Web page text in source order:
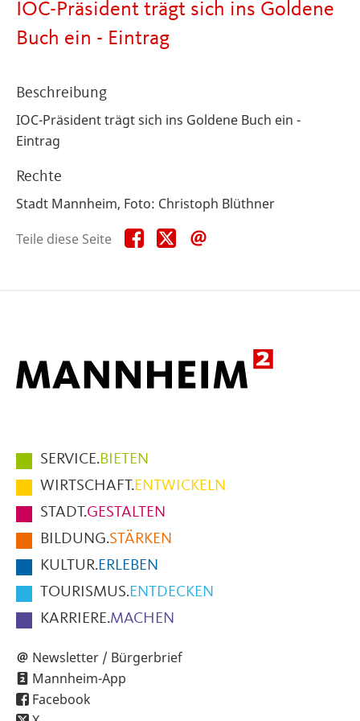
IOC-Präsident trägt sich ins Goldene
Buch ein - Eintrag
Beschreibung
IOC-Präsident trägt sich ins Goldene Buch ein -
Eintrag
Rechte
Stadt Mannheim, Foto: Christoph Blüthner
Teile diese Seite
Teile
diese
Teile
diese
Hauptmenüpunkte
im
Fußbereich
der
Seite
SERVICE.BIETEN
WIRTSCHAFT.ENTWICKELN
STADT.GESTALTEN
BILDUNG.STÄRKEN
KULTUR.ERLEBEN
TOURISMUS.ENTDECKEN
KARRIERE.MACHEN
Newsletter / Bürgerbrief
Mannheim-App
Facebook